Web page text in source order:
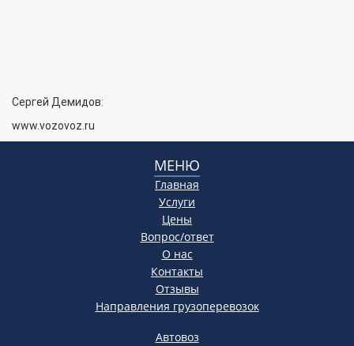
Сергей Демидов:
www.vozovoz.ru
МЕНЮ
Главная
Услуги
Цены
Вопрос/ответ
О нас
Контакты
Отзывы
Направления грузоперевозок
Автовоз